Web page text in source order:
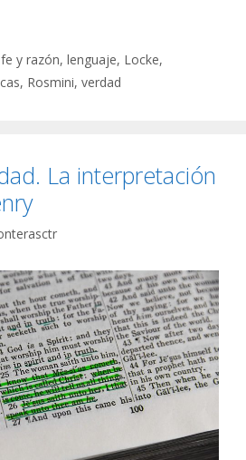
fe y razón,lenguaje, Locke,
, Rosmini, verdad
La interpretación